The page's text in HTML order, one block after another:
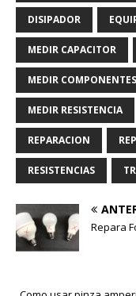
DISIPADOR
MEDIR CAPACITOR
MEDIR
MEDIR RESISTENCIA
REPARACION
RESISTENCIAS
Repara